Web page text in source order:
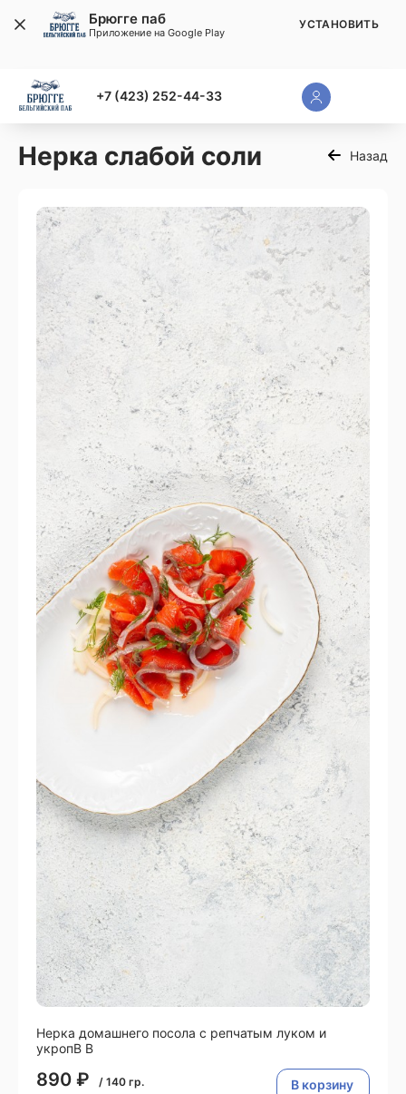
+7 (423) 252-44-33
Нерка слабой соли Назад
Нерка домашнего посола с репчатым луком и
укропВ В
890 ₽ / 140 гр. В корзину
Брюгге паб
Приложение на Google Play
УСТАНОВИТЬ